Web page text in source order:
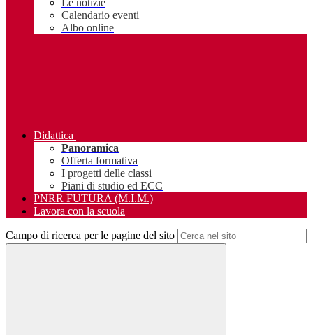
Le notizie
Calendario eventi
Albo online
Didattica
Panoramica
Offerta formativa
I progetti delle classi
Piani di studio ed ECC
PNRR FUTURA (M.I.M.)
Lavora con la scuola
Campo di ricerca per le pagine del sito